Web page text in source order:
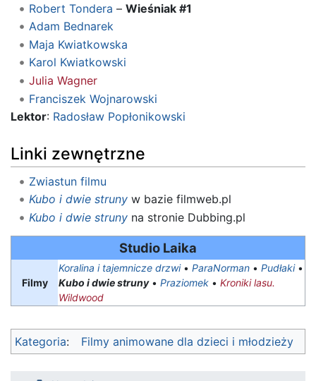
Robert Tondera – Wieśniak #1
Adam Bednarek
Maja Kwiatkowska
Karol Kwiatkowski
Julia Wagner
Franciszek Wojnarowski
Lektor: Radosław Popłonikowski
Linki zewnętrzne
Zwiastun filmu
Kubo i dwie strunyw bazie filmweb.pl
Kubo i dwie strunyna stronie Dubbing.pl
Studio Laika
Filmy
Koralina i tajemnicze drzwi• ParaNorman • Pudłaki•
Kubo i dwie struny• Praziomek • Kroniki lasu.
Wildwood
Kategoria: Filmy animowane dla dzieci i młodzieży